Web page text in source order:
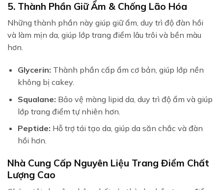
5. Thành Phần Giữ Ẩm & Chống Lão Hóa
Những thành phần này giúp giữ ẩm, duy trì độ đàn hồi
và làm mịn da, giúp lớp trang điểm lâu trôi và bền màu
hơn.
Glycerin: Thành phần cấp ẩm cơ bản, giúp lớp nền
không bị cakey.
Squalane: Bảo vệ màng lipid da, duy trì độ ẩm và giúp
lớp trang điểm tự nhiên hơn.
Peptide: Hỗ trợ tái tạo da, giúp da săn chắc và đàn
hồi hơn.
Nhà Cung Cấp Nguyên Liệu Trang Điểm Chất
Lượng Cao